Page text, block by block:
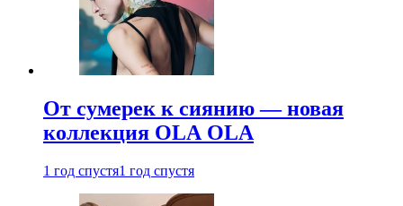
От сумерек к сиянию — новая
коллекция OLA OLA
1 год спустя1 год спустя